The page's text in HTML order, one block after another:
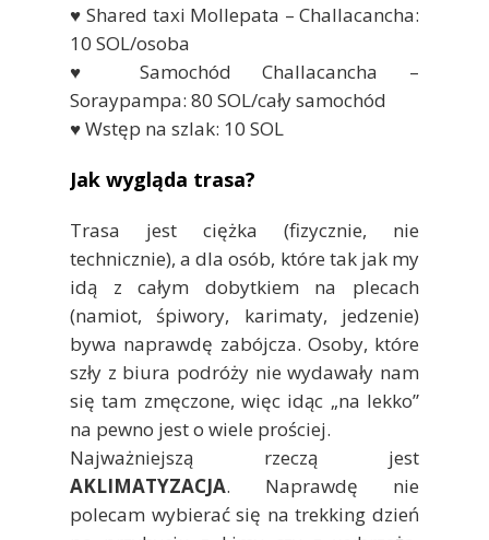
♥ Shared taxi Mollepata – Challacancha:
10 SOL/osoba
♥ Samochód Challacancha –
Soraypampa: 80 SOL/cały samochód
♥ Wstęp na szlak: 10 SOL
Jak wygląda trasa?
Trasa jest ciężka (fizycznie, nie
technicznie), a dla osób, które tak jak my
idą z całym dobytkiem na plecach
(namiot, śpiwory, karimaty, jedzenie)
bywa naprawdę zabójcza. Osoby, które
szły z biura podróży nie wydawały nam
się tam zmęczone, więc idąc „na lekko”
na pewno jest o wiele prościej.
Najważniejszą rzeczą jest
AKLIMATYZACJA. Naprawdę nie
polecam wybierać się na trekking dzień